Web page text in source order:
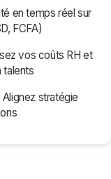
en temps réel sur
FCFA)
vos coûts RH et
talents
Alignez stratégie